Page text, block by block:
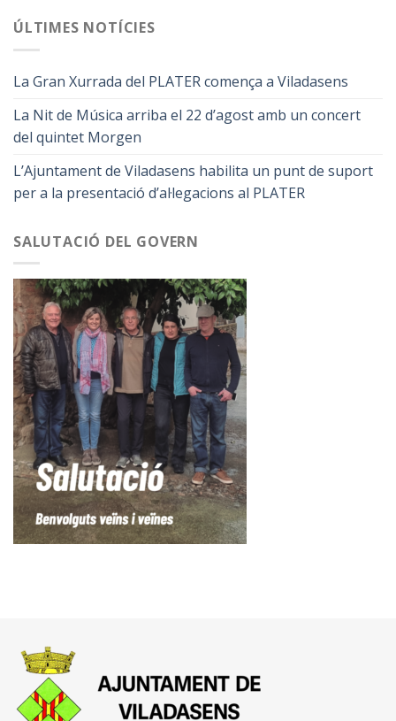
ÚLTIMES NOTÍCIES
La Gran Xurrada del PLATER comença a Viladasens
La Nit de Música arriba el 22 d’agost amb un concert
del quintet Morgen
L’Ajuntament de Viladasens habilita un punt de suport
per a la presentació d’al·legacions al PLATER
SALUTACIÓ DEL GOVERN